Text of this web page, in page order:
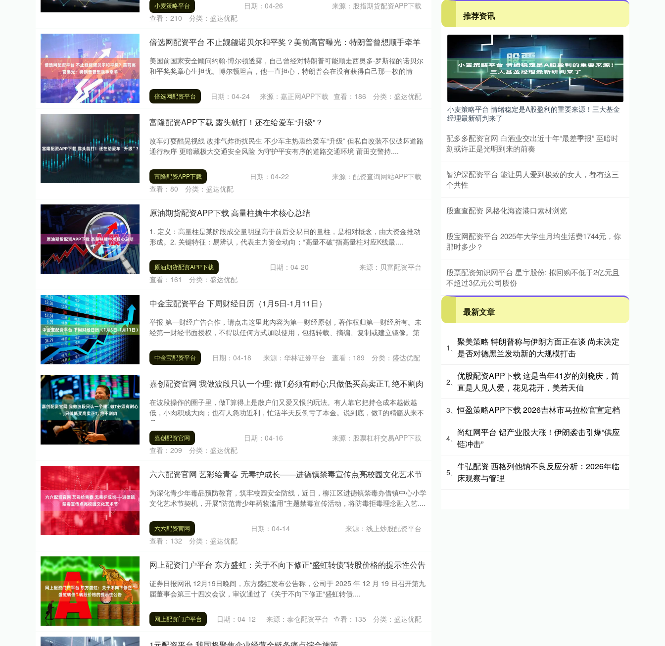
小麦策略平台 日期：04-26
来源：股指期货配资APP下载
查看： 210 分类： 盛达优配
倍选网配资平台 不止觊觎诺贝尔和平奖？美前高官曝光：特朗普曾想顺手牵羊
美国前国家安全顾问约翰·博尔顿透露，自己曾经对特朗普可能顺走西奥多·罗斯福的诺贝尔
和平奖奖章心生担忧。博尔顿坦言，他一直担心，特朗普会在没有获得自己那一枚的情
况....
倍选网配资平台 日期：04-24 来源：嘉正网APP下载 查看： 186 分类： 盛达优配
富隆配资APP下载 露头就打！还在给爱车“升级”？
改车灯耍酷晃视线 改排气炸街扰民生 不少车主热衷给爱车“升级” 但私自改装不仅破坏道路
通行秩序 更暗藏极大交通安全风险 为守护平安有序的道路交通环境 莆田交警持....
富隆配资APP下载 日期：04-22
来源：配资查询网站APP下载
查看： 80 分类： 盛达优配
原油期货配资APP下载 高量柱擒牛术核心总结
1. 定义：高量柱是某阶段成交量明显高于前后交易日的量柱，是相对概念，由大资金推动
形成。2. 关键特征：易辨认，代表主力资金动向；“高量不破”指高量柱对应K线最....
原油期货配资APP下载 日期：04-20
来源：贝富配资平台
查看： 161 分类： 盛达优配
中金宝配资平台 下周财经日历（1月5日-1月11日）
举报 第一财经广告合作，请点击这里此内容为第一财经原创，著作权归第一财经所有。未
经第一财经书面授权，不得以任何方式加以使用，包括转载、摘编、复制或建立镜像。第
中金宝配资平台 日期：04-18 来源：华林证券平台 查看： 189 分类： 盛达优配
嘉创配资官网 我做波段只认一个理: 做T必须有耐心;只做低买高卖正T, 绝不割肉
在波段操作的圈子里，做T算得上是散户们又爱又恨的玩法。有人靠它把持仓成本越做越
低，小肉积成大肉；也有人急功近利，忙活半天反倒亏了本金。说到底，做T的精髓从来不
是....
嘉创配资官网 日期：04-16
来源：股票杠杆交易APP下载
查看： 209 分类： 盛达优配
六六配资官网 艺彩绘青春 无毒护成长——进德镇禁毒宣传点亮校园文化艺术节
为深化青少年毒品预防教育，筑牢校园安全防线，近日，柳江区进德镇禁毒办借镇中心小学
文化艺术节契机，开展"防范青少年药物滥用"主题禁毒宣传活动，将防毒拒毒理念融入艺....
六六配资官网 日期：04-14
来源：线上炒股配资平台
查看： 132 分类： 盛达优配
网上配资门户平台 东方盛虹：关于不向下修正“盛虹转债”转股价格的提示性公告
证券日报网讯 12月19日晚间，东方盛虹发布公告称，公司于 2025 年 12 月 19 日召开第九
届董事会第三十四次会议，审议通过了《关于不向下修正“盛虹转债....
网上配资门户平台 日期：04-12 来源：泰仓配资平台 查看： 135 分类： 盛达优配
推荐资讯
小麦策略平台 情绪稳定是A股盈利的重要来源！三大基金
经理最新研判来了
配多多配资官网 白酒业交出近十年“最差季报” 至暗时
刻或许正是光明到来的前奏
智沪深配资平台 能让男人爱到极致的女人，都有这三
个共性
股查查配资 风格化海盗港口素材浏览
股宝网配资平台 2025年大学生月均生活费1744元，你
那时多少？
股票配资知识网平台 星宇股份: 拟回购不低于2亿元且
不超过3亿元公司股份
最新文章
1、
聚美策略 特朗普称与伊朗方面正在谈 尚未决定
是否对德黑兰发动新的大规模打击
2、
优股配资APP下载 这是当年41岁的刘晓庆，简
直是人见人爱，花见花开，美若天仙
3、恒盈策略APP下载 2026吉林市马拉松官宣定档
4、
尚红网平台 铝产业股大涨！伊朗袭击引爆“供应
链冲击”
5、
牛弘配资 西格列他钠不良反应分析：2026年临
床观察与管理